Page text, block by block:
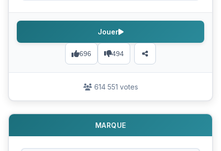
696 494
Jouer
614 551 votes
MARQUE